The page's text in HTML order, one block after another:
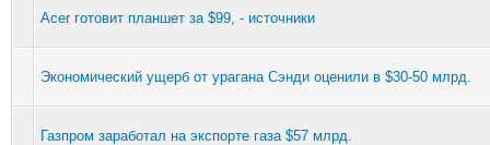
Acer готовит планшет за $99, - источники
Экономический ущерб от урагана Сэнди оценили в $30-50 млрд.
Газпром заработал на экспорте газа $57 млрд.